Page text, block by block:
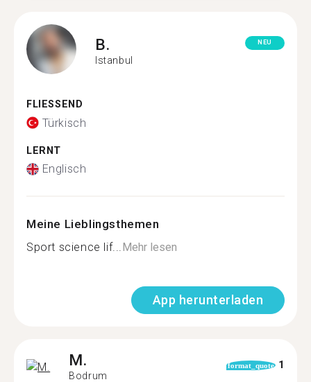
B.
Istanbul
NEU
FLIESSEND
Türkisch
LERNT
Englisch
Meine Lieblingsthemen
Sport science lif...Mehr lesen
App herunterladen
M.
Bodrum
format_quote 1